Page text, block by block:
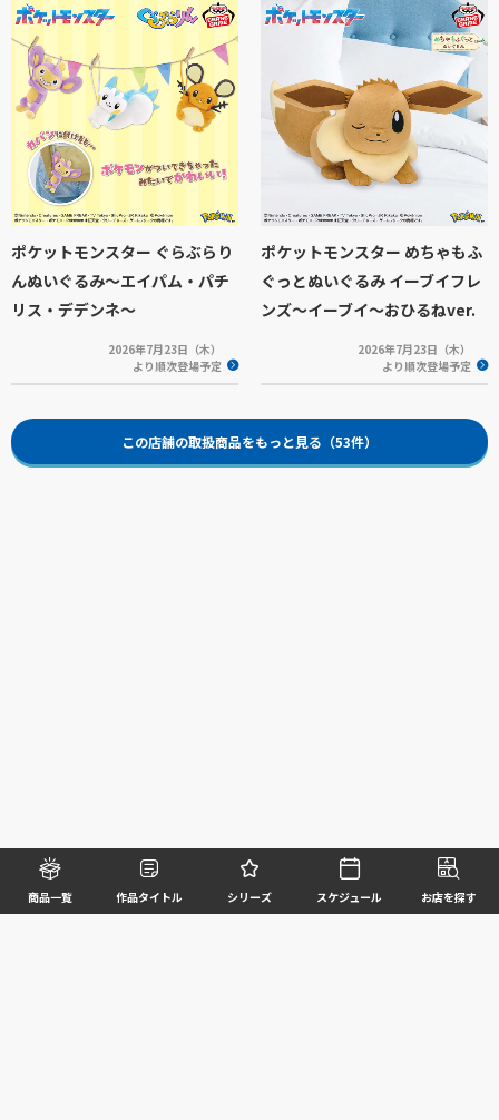
商品一覧 作品タイトル シリーズ スケジュール お店を探す
ポケットモンスター ぐらぶらり
んぬいぐるみ～エイパム・パチ
リス・デデンネ～
2026年7月23日（木）
より順次登場予定
ポケットモンスター めちゃもふ
ぐっとぬいぐるみ イーブイフレ
ンズ～イーブイ～おひるねver.
2026年7月23日（木）
より順次登場予定
この店舗の取扱商品をもっと見る（53件）